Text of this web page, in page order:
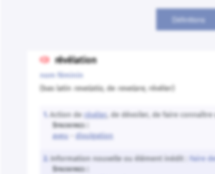
Définitions
 révélation
nom féminin
(bas latin revelatio, de revelare, révéler)
Action derévéler, de dévoiler, de faire connaître
Synonymes :
aveu -divulgation
Information nouvelle ou élément inédit :
Faire
Synonymes :